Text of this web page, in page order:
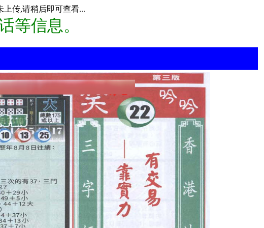
上传,请稍后即可查看...
等信息。